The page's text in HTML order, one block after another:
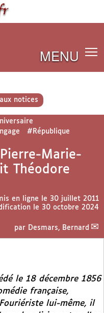
MENU
notices
#République
Marie-
Théodore
en ligne le 30 juillet 2011
le 30 octobre 2024
par Desmars, Bernard
le 18 décembre 1856
française,
lui-même, il